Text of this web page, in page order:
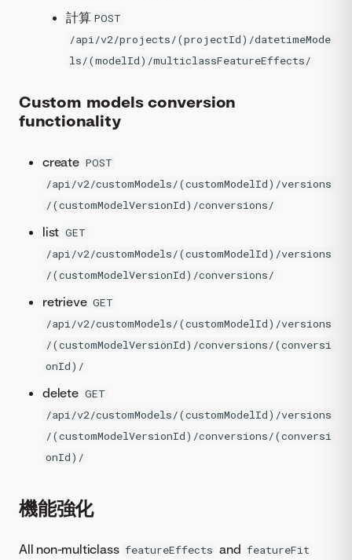
計算 POST
/api/v2/projects/(projectId)/datetimeMode
ls/(modelId)/multiclassFeatureEffects/
Custom models conversion
functionality
create POST
/api/v2/customModels/(customModelId)/versions
/(customModelVersionId)/conversions/
list GET
/api/v2/customModels/(customModelId)/versions
/(customModelVersionId)/conversions/
retrieve GET
/api/v2/customModels/(customModelId)/versions
/(customModelVersionId)/conversions/(conversi
onId)/
delete GET
/api/v2/customModels/(customModelId)/versions
/(customModelVersionId)/conversions/(conversi
onId)/
機能強化
All non-multiclass featureEffects and featureFit